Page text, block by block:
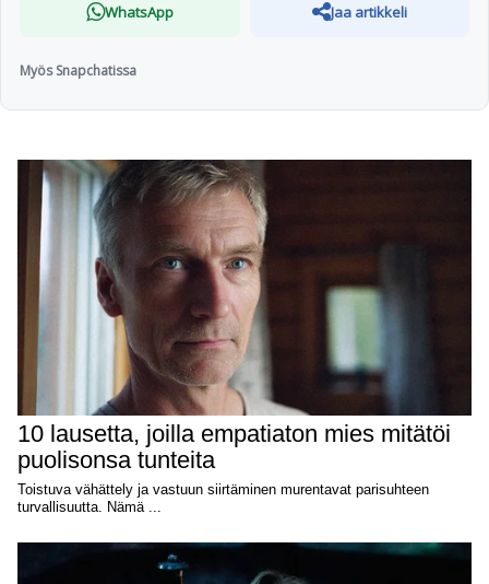
WhatsApp Jaa artikkeli
Myös Snapchatissa